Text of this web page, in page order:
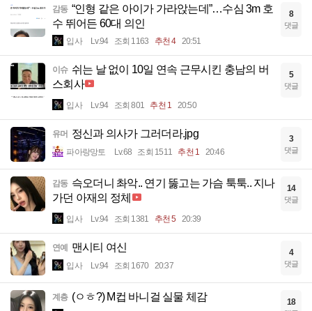
감동 “인형 같은 아이가 가라앉는데”…수심 3m 호
수 뛰어든 60대 의인
입사 Lv.94 조회 1163 추천 4 20:51
8
댓글
이슈 쉬는 날 없이 10일 연속 근무시킨 충남의 버
스회사
입사 Lv.94 조회 801 추천 1 20:50
5
댓글
유머 정신과 의사가 그러더라.jpg
파아랑망토 Lv.68 조회 1511 추천 1 20:46
3
댓글
감동 슥오더니 촤악.. 연기 뚫고는 가슴 툭툭.. 지나
가던 아재의 정체
입사 Lv.94 조회 1381 추천 5 20:39
14
댓글
연예 맨시티 여신
입사 Lv.94 조회 1670 20:37
4
댓글
계층 (ㅇㅎ?) M컵 바니걸 실물 체감 18